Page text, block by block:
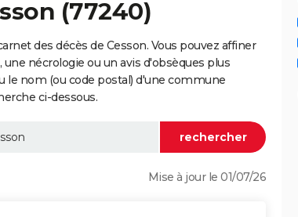
(77240)
des décès de Cesson. Vous pouvez affiner
nécrologie ou un avis d'obsèques plus
nom (ou code postal) d'une commune
ci-dessous.
Mise à jour le 01/07/26